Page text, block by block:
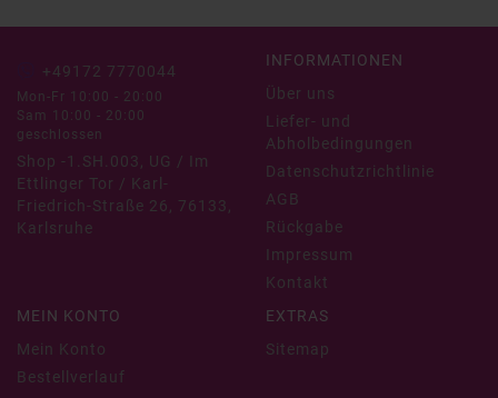
+49172 7770044
Mon-Fr 10:00 - 20:00
Sam 10:00 - 20:00
geschlossen
Shop -1.SH.003, UG / Im
Ettlinger Tor / Karl-
Friedrich-Straße 26, 76133,
Karlsruhe
INFORMATIONEN
Über uns
Liefer- und
Abholbedingungen
Datenschutzrichtlinie
AGB
Rückgabe
Impressum
Kontakt
MEIN KONTO
Mein Konto
Bestellverlauf
EXTRAS
Sitemap